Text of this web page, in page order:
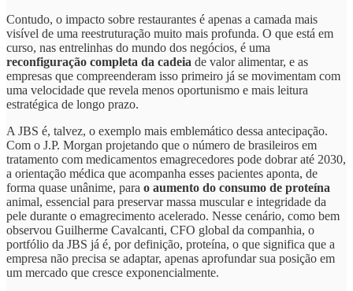
Contudo, o impacto sobre restaurantes é apenas a camada mais
visível de uma reestruturação muito mais profunda. O que está em
curso, nas entrelinhas do mundo dos negócios, é uma
reconfiguração completa da cadeia de valor alimentar, e as
empresas que compreenderam isso primeiro já se movimentam com
uma velocidade que revela menos oportunismo e mais leitura
estratégica de longo prazo.
A JBS é, talvez, o exemplo mais emblemático dessa antecipação.
Com o J.P. Morgan projetando que o número de brasileiros em
tratamento com medicamentos emagrecedores pode dobrar até 2030,
a orientação médica que acompanha esses pacientes aponta, de
forma quase unânime, para o aumento do consumo de proteína
animal, essencial para preservar massa muscular e integridade da
pele durante o emagrecimento acelerado. Nesse cenário, como bem
observou Guilherme Cavalcanti, CFO global da companhia, o
portfólio da JBS já é, por definição, proteína, o que significa que a
empresa não precisa se adaptar, apenas aprofundar sua posição em
um mercado que cresce exponencialmente.